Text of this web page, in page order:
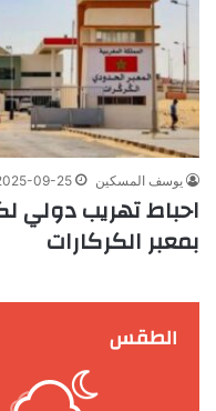
يوسف المسكين 09-25
احباط تهريب دولي
بمعبر الكركارات
الطقس